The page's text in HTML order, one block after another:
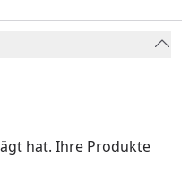
hat. Ihre Produkte